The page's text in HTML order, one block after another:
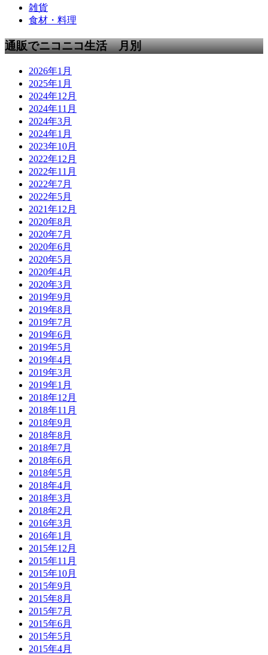
雑貨
食材・料理
通販でニコニコ生活 月別
2026年1月
2025年1月
2024年12月
2024年11月
2024年3月
2024年1月
2023年10月
2022年12月
2022年11月
2022年7月
2022年5月
2021年12月
2020年8月
2020年7月
2020年6月
2020年5月
2020年4月
2020年3月
2019年9月
2019年8月
2019年7月
2019年6月
2019年5月
2019年4月
2019年3月
2019年1月
2018年12月
2018年11月
2018年9月
2018年8月
2018年7月
2018年6月
2018年5月
2018年4月
2018年3月
2018年2月
2016年3月
2016年1月
2015年12月
2015年11月
2015年10月
2015年9月
2015年8月
2015年7月
2015年6月
2015年5月
2015年4月